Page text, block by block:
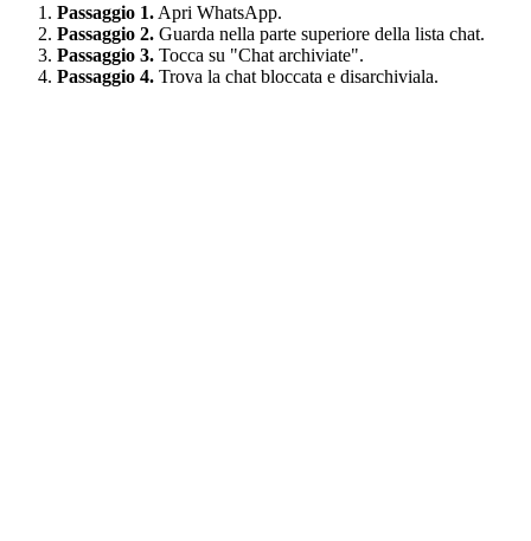
Passaggio 1. Apri WhatsApp.
Passaggio 2. Guarda nella parte superiore della lista chat.
Passaggio 3. Tocca su "Chat archiviate".
Passaggio 4. Trova la chat bloccata e disarchiviala.